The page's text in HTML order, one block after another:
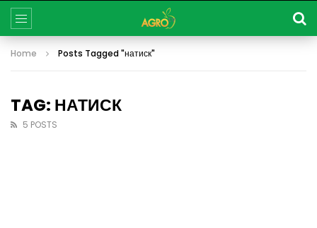
Home Posts Tagged "натиск"
TAG: НАТИСК
5 POSTS